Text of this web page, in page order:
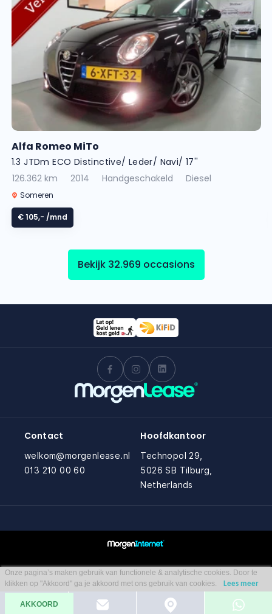
Alfa Romeo MiTo
1.3 JTDm ECO Distinctive/ Leder/ Navi/ 17''
126.362 km
2014 Handgeschakeld Diesel
Someren
€ 105,- /mnd
Bekijk 32.969 occasions
Contact
welkom@morgenlease.nl
013 210 00 60
Hoofdkantoor
Technopol 29,
5026 SB Tilburg,
Netherlands
Onze pagina’s maken gebruik van functionele & analytische cookies. Door te
klikken op "Akkoord" ga je akkoord met ons gebruik van cookies.
Lees meer
AKKOORD